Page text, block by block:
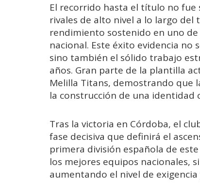
El recorrido hasta el título no
rivales de alto nivel a lo largo
rendimiento sostenido en uno
nacional. Este éxito evidencia
sino también el sólido trabajo
años. Gran parte de la plantilla
Melilla Titans, demostrando que
la construcción de una
Tras la victoria en Córdoba, el
fase decisiva que definirá el
primera división española de
los mejores equipos nacionales,
aumentando el nivel de